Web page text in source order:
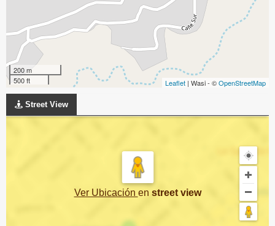
200 m
500 ft
Leaflet | Wasi - ©OpenStreetMap
Street View
Ver Ubicación en street view